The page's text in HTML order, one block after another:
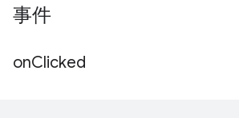
事件
onClicked